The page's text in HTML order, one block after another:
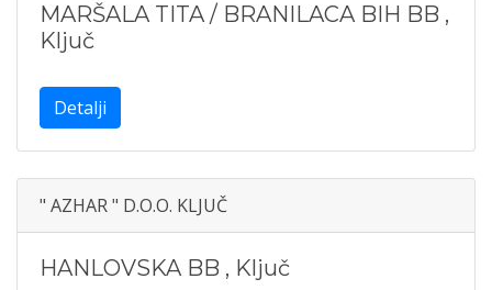
MARŠALA TITA / BRANILACA BIH BB ,
Ključ
Detalji
" AZHAR " D.O.O. KLJUČ
HANLOVSKA BB , Ključ